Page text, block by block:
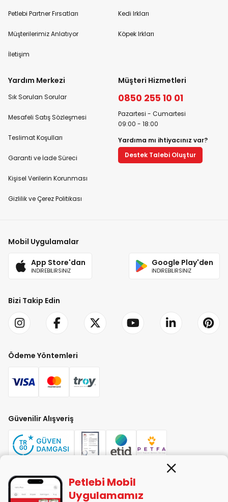
Petlebi Partner Fırsatları
Müşterilerimiz Anlatıyor
İletişim
Kedi Irkları
Köpek Irkları
Yardım Merkezi
Sık Sorulan Sorular
Mesafeli Satış Sözleşmesi
Teslimat Koşulları
Garanti ve İade Süreci
Kişisel Verilerin Korunması
Gizlilik ve Çerez Politikası
Müşteri Hizmetleri
0850 255 10 01
Pazartesi - Cumartesi
09:00 - 18:00
Yardıma mı ihtiyacınız var?
Destek Talebi Oluştur
Mobil Uygulamalar
App Store'dan
İNDİREBİLİRSİNİZ
Google Play'den
İNDİREBİLİRSİNİZ
Bizi Takip Edin
Ödeme Yöntemleri
Güvenilir Alışveriş
PETLEBİ EVCİL HAYVAN ÜRÜNLERİ PAZ. SAN. TİC. LTD. ŞTİ. Alaşarköy Mah.
Petlebi Mobil
Uygulamamız